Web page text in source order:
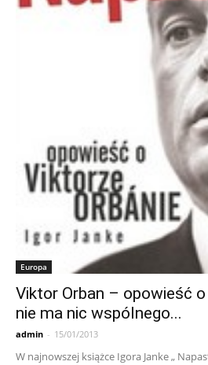
Europa
Viktor Orban – opowieść
nie ma nic wspólnego...
admin - 15/01/2013
W najnowszej książce Igora Janke „